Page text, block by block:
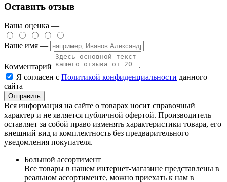
Оставить отзыв
Ваша оценка —
Ваше имя —
Комментарий
Я согласен с Политикой конфиденциальности данного
сайта
Вся информация на сайте о товарах носит справочный
характер и не является публичной офертой. Производитель
оставляет за собой право изменять характеристики товара, его
внешний вид и комплектность без предварительного
уведомления покупателя.
Большой ассортимент
Все товары в нашем интернет-магазине представлены в
реальном ассортименте, можно приехать к нам в